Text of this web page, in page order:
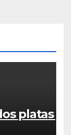
platas y